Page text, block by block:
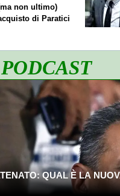
non ultimo)
di Paratici
PODCAST
QUAL È LA